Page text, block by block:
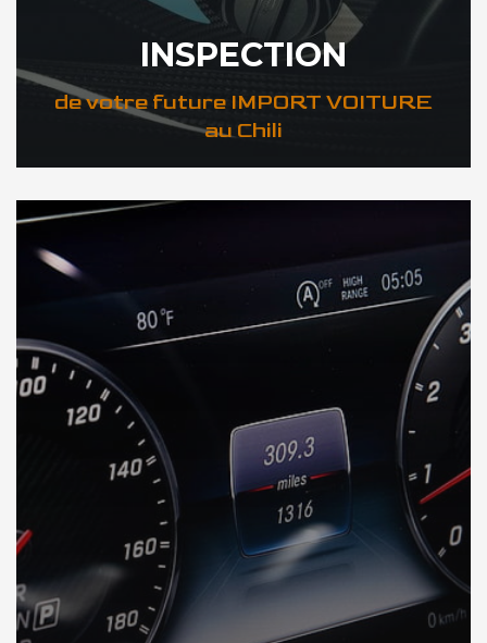
INSPECTION
de votre future IMPORT VOITURE
au Chili
DÉCOUVREZ VOTRE INSPECTION AUTO au Chili